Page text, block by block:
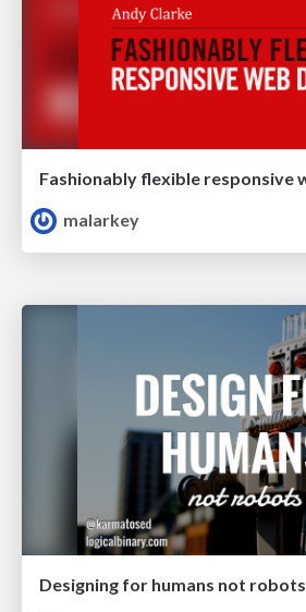
malarkey
Designing for humans not robots